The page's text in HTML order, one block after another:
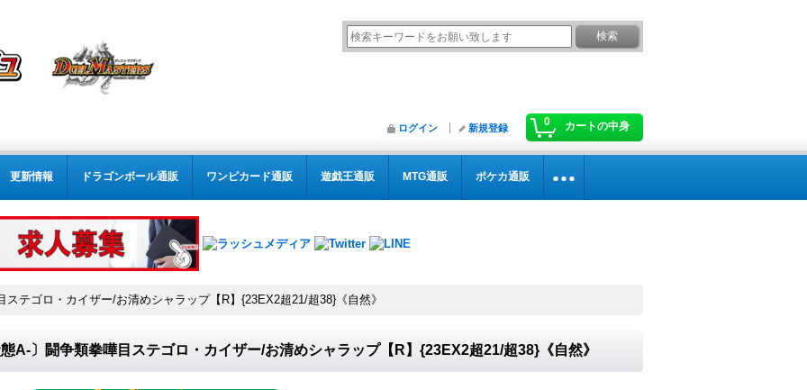
0 カートの中身
ログイン 新規登録
更新情報 ドラゴンボール通販 ワンピカード通販 遊戯王通販 MTG通販 ポケカ通販
ステゴロ・カイザー/お清めシャラップ【R】{23EX2超21/超38}《自然》
A-〕闘争類拳嘩目ステゴロ・カイザー/お清めシャラップ【R】{23EX2超21/超38}《自然》